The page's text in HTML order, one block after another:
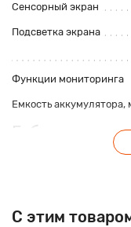
Сенсорный экран
Подсветка экрана
Функции мониторинга
Емкость аккумулятора,
Габаритные
C этим